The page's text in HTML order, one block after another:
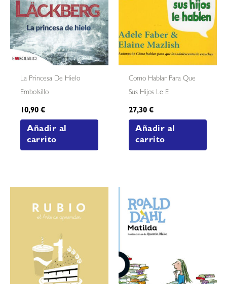
La Princesa De Hielo
Embolsillo
10,90€
Añadir al
carrito
Como Hablar Para Que
Sus Hijos Le E
27,30€
Añadir al
carrito